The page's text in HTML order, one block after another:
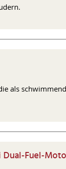
als
Fuel-